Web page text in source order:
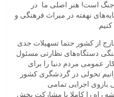
جنگ است! هنر اصلی ما در
نهفته در میراث فرهنگی و
از کشور حتما تسهیلات جدی
دستگاه‌های نظارتی مسئول
عمومی مردم دنیا را برای
تحولی در گردشگری کشور
اجرایی تمامی
راه را کاملا با مشارکت بخش